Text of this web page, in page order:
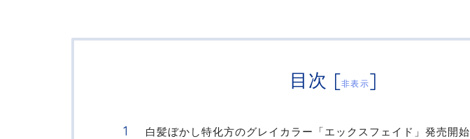
目次 [非表示]
白髪ぼかし特化方のグレイカラー「エックスフェイド」発売開始